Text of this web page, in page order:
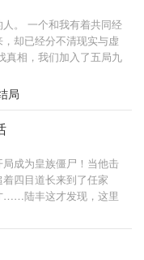
。 一个和我有着共同经
却已经分不清现实与虚
真相，我们加入了五局九
局
成为皇族僵尸！当他击
四目道长来到了任家
……陆丰这才发现，这里
荒林！爱听音乐的伪飞
隐匿其中，伺机而动！
空吸人鲜血！